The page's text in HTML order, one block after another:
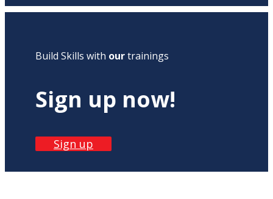
Build Skills with ourtrainings
Sign up now!
Sign up